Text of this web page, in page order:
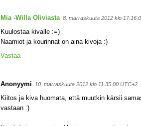
Mia -Willa Oliviasta 8. marraskuuta 2012 klo
Kuulostaa kivalle :=)
Naamiot ja kourinnat on aina kivoja :)
Vastaa
Anonyymi 10. marraskuuta 2012 klo 11.35.00 UTC+2
Kiitos ja kiva huomata, että muutkin kärsii
vastaan :)